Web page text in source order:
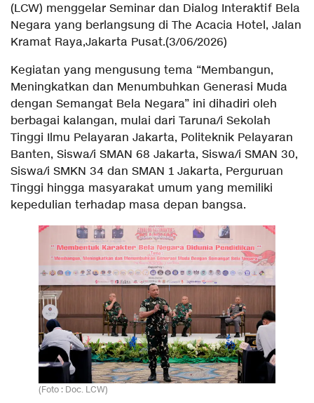
(LCW) menggelar Seminar dan Dialog Interaktif Bela
Negara yang berlangsung di The Acacia Hotel, Jalan
Kramat Raya,Jakarta Pusat.(3/06/2026)
Kegiatan yang mengusung tema “Membangun,
Meningkatkan dan Menumbuhkan Generasi Muda
dengan Semangat Bela Negara” ini dihadiri oleh
berbagai kalangan, mulai dari Taruna/i Sekolah
Tinggi Ilmu Pelayaran Jakarta, Politeknik Pelayaran
Banten, Siswa/i SMAN 68 Jakarta, Siswa/i SMAN 30,
Siswa/i SMKN 34 dan SMAN 1 Jakarta, Perguruan
Tinggi hingga masyarakat umum yang memiliki
kepedulian terhadap masa depan bangsa.
(Foto : Doc. LCW)